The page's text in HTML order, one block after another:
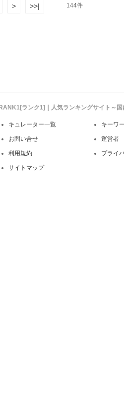
> >>| 144件
RANK1[ランク1]｜人気ランキングサイト～国
キュレーター一覧 キーワ
お問い合せ 運営者
利用規約 プライ
サイトマップ